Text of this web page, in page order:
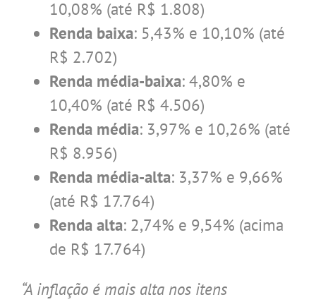
10,08% (até R$ 1.808)
Renda baixa: 5,43% e 10,10% (até
R$ 2.702)
Renda média-baixa: 4,80% e
10,40% (até R$ 4.506)
Renda média: 3,97% e 10,26% (até
R$ 8.956)
Renda média-alta: 3,37% e 9,66%
(até R$ 17.764)
Renda alta: 2,74% e 9,54% (acima
de R$ 17.764)
“A inflação é mais alta nos itens